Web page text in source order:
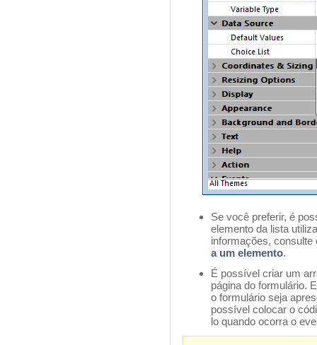
Se você preferir, é
elemento da lista
informações,
a um elemento.
É possível criar um
página do formulário.
o formulário seja
possível colocar o
lo quando ocorra o